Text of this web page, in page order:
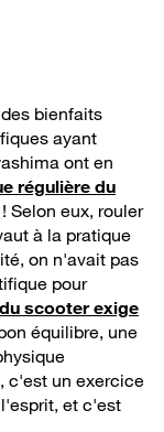
bienfaits
ayant
ont en
régulière du
! Selon eux, rouler
à la pratique
on n'avait pas
pour
scooter exige
équilibre, une
c'est un exercice
et c'est